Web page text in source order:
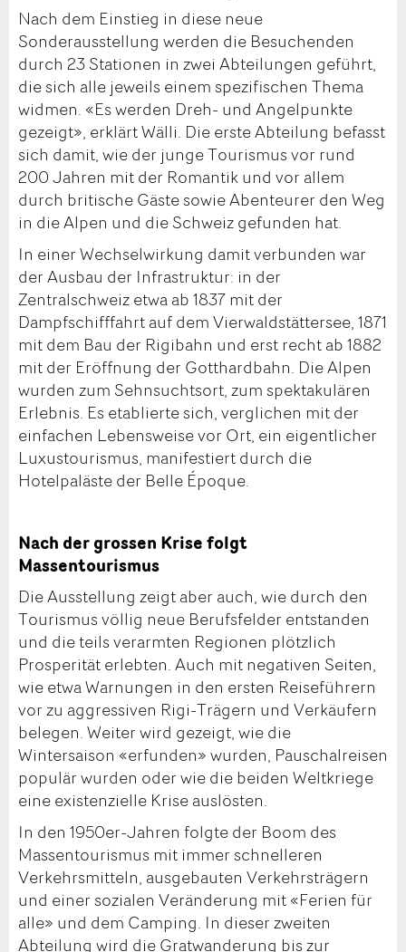
Nach dem Einstieg in diese neue
Sonderausstellung werden die Besuchenden
durch 23 Stationen in zwei Abteilungen geführt,
die sich alle jeweils einem spezifischen Thema
widmen. «Es werden Dreh- und Angelpunkte
gezeigt», erklärt Wälli. Die erste Abteilung befasst
sich damit, wie der junge Tourismus vor rund
200 Jahren mit der Romantik und vor allem
durch britische Gäste sowie Abenteurer den Weg
in die Alpen und die Schweiz gefunden hat.
In einer Wechselwirkung damit verbunden war
der Ausbau der Infrastruktur: in der
Zentralschweiz etwa ab 1837 mit der
Dampfschifffahrt auf dem Vierwaldstättersee, 1871
mit dem Bau der Rigibahn und erst recht ab 1882
mit der Eröffnung der Gotthardbahn. Die Alpen
wurden zum Sehnsuchtsort, zum spektakulären
Erlebnis. Es etablierte sich, verglichen mit der
einfachen Lebensweise vor Ort, ein eigentlicher
Luxustourismus, manifestiert durch die
Hotelpaläste der Belle Époque.
Nach der grossen Krise folgt
Massentourismus
Die Ausstellung zeigt aber auch, wie durch den
Tourismus völlig neue Berufsfelder entstanden
und die teils verarmten Regionen plötzlich
Prosperität erlebten. Auch mit negativen Seiten,
wie etwa Warnungen in den ersten Reiseführern
vor zu aggressiven Rigi-Trägern und Verkäufern
belegen. Weiter wird gezeigt, wie die
Wintersaison «erfunden» wurden, Pauschalreisen
populär wurden oder wie die beiden Weltkriege
eine existenzielle Krise auslösten.
In den 1950er-Jahren folgte der Boom des
Massentourismus mit immer schnelleren
Verkehrsmitteln, ausgebauten Verkehrsträgern
und einer sozialen Veränderung mit «Ferien für
alle» und dem Camping. In dieser zweiten
Abteilung wird die Gratwanderung bis zur